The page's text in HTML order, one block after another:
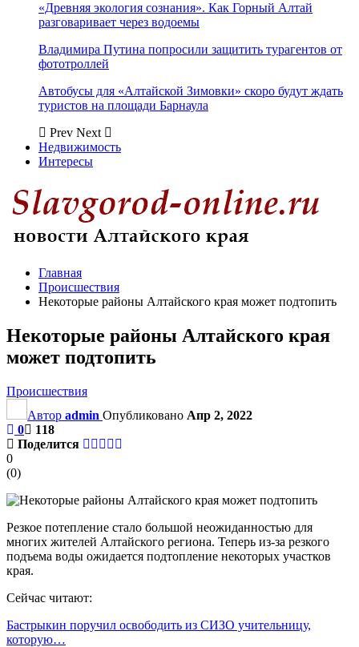
«Древняя экология сознания». Как Горный Алтай
разговаривает через водоемы
Владимира Путина попросили защитить турагентов от
фототроллей
Автобусы для «Алтайской Зимовки» скоро будут ждать
туристов на площади Барнаула
Prev Next
Недвижимость
Интересы
Главная
Происшествия
Некоторые районы Алтайского края может подтопить
Некоторые районы Алтайского края
может подтопить
Происшествия
Автор admin Опубликовано Апр 2, 2022
0
118
Поделится
0
(0)
Резкое потепление стало большой неожиданностью для
многих жителей Алтайского региона. Теперь из-за резкого
подъема воды ожидается подтопление некоторых участков
края.
Сейчас читают:
Бастрыкин поручил освободить из СИЗО учительницу,
которую…